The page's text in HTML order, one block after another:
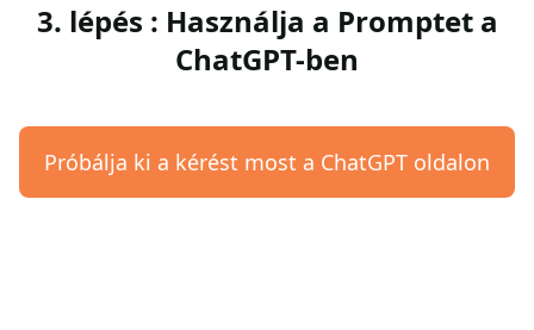
3. lépés : Használja a Promptet a
ChatGPT-ben
Próbálja ki a kérést most a ChatGPT oldalon